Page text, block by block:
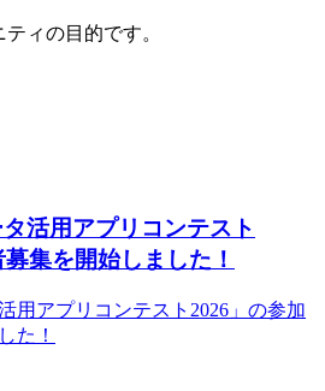
ィの目的です。
タ活用アプリコンテスト
集を開始しました！
用アプリコンテスト2026」の参加
た！